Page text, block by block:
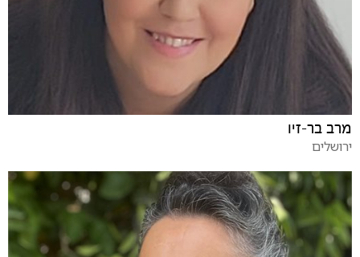
מרב בר-זיו
ירושלים